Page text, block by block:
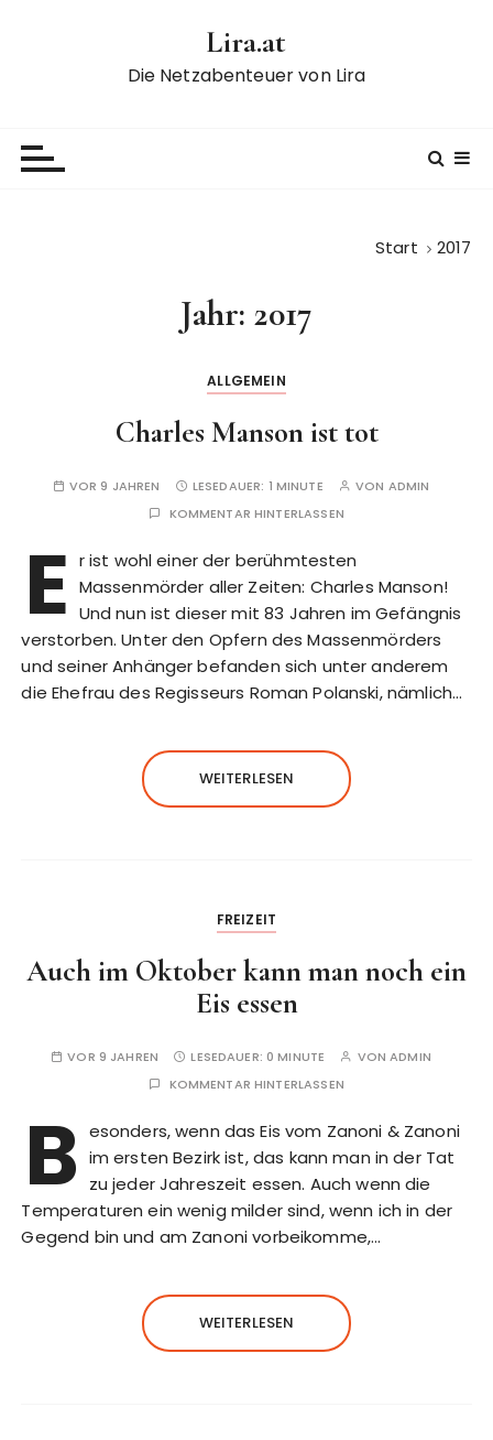
Lira.at
Die Netzabenteuer von Lira
Start 2017
Jahr: 2017
ALLGEMEIN
Charles Manson ist tot
VOR 9 JAHREN LESEDAUER: 1 MINUTE VON ADMIN
KOMMENTAR HINTERLASSEN
E r ist wohl einer der berühmtesten
Massenmörder aller Zeiten: Charles Manson!
Und nun ist dieser mit 83 Jahren im Gefängnis
verstorben. Unter den Opfern des Massenmörders
und seiner Anhänger befanden sich unter anderem
die Ehefrau des Regisseurs Roman Polanski, nämlich…
WEITERLESEN
FREIZEIT
Auch im Oktober kann man noch ein
Eis essen
VOR 9 JAHREN LESEDAUER: 0 MINUTE VONADMIN
KOMMENTAR HINTERLASSEN
B esonders, wenn das Eis vom Zanoni & Zanoni
im ersten Bezirk ist, das kann man in der Tat
zu jeder Jahreszeit essen. Auch wenn die
Temperaturen ein wenig milder sind, wenn ich in der
Gegend bin und am Zanoni vorbeikomme,…
WEITERLESEN